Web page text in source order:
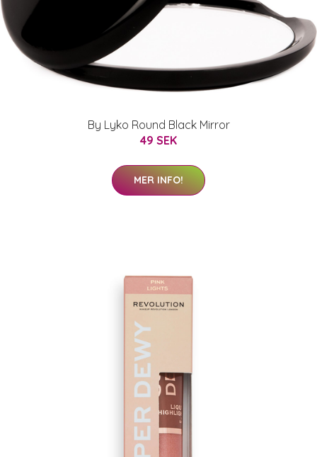
By Lyko Round Black Mirror
49 SEK
MER INFO!